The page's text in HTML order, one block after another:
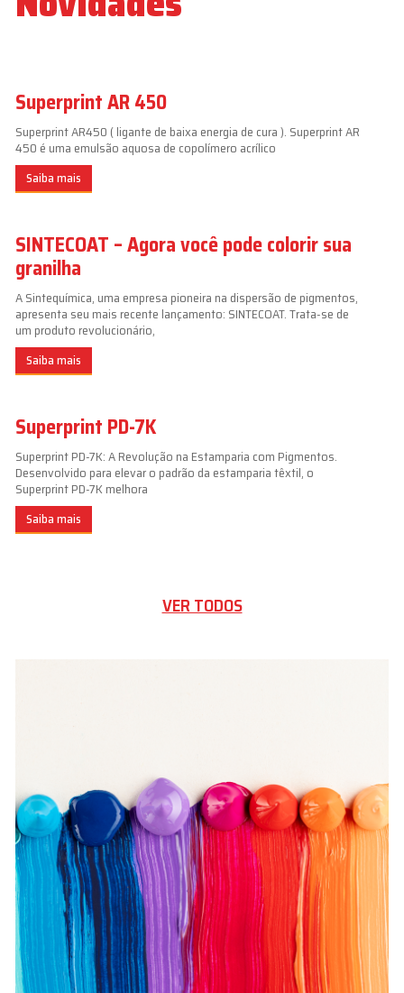
Superprint AR 450
Superprint AR450 ( ligante de baixa energia de cura ). Superprint AR
450 é uma emulsão aquosa de copolímero acrílico
Saiba mais
SINTECOAT – Agora você pode colorir sua
granilha
A Sintequímica, uma empresa pioneira na dispersão de pigmentos,
apresenta seu mais recente lançamento: SINTECOAT. Trata-se de
um produto revolucionário,
Saiba mais
Superprint PD-7K
Superprint PD-7K: A Revolução na Estamparia com Pigmentos.
Desenvolvido para elevar o padrão da estamparia têxtil, o
Superprint PD-7K melhora
Saiba mais
VER TODOS